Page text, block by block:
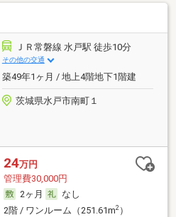
ＪＲ常磐線 水戸駅 徒歩10分
その他の交通
築49年1ヶ月 / 地上4階地下1階建
茨城県水戸市南町１
24万円
管理費30,000円
2ヶ月
なし
2階 / ワンルーム（251.61m2）